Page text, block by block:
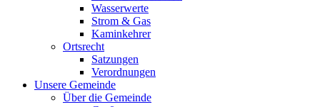
Wasserwerte
Strom & Gas
Kaminkehrer
Ortsrecht
Satzungen
Verordnungen
Unsere Gemeinde
Über die Gemeinde